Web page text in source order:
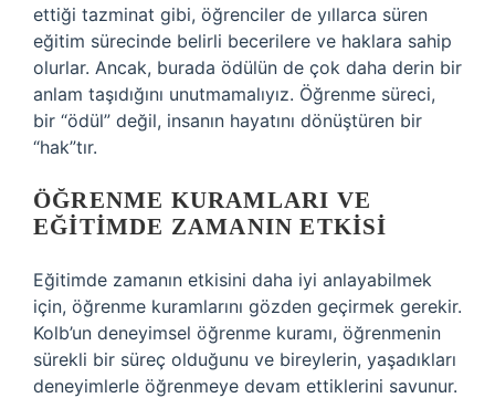
ettiği tazminat gibi, öğrenciler de yıllarca süren
eğitim sürecinde belirli becerilere ve haklara sahip
olurlar. Ancak, burada ödülün de çok daha derin bir
anlam taşıdığını unutmamalıyız. Öğrenme süreci,
bir “ödül” değil, insanın hayatını dönüştüren bir
“hak”tır.
ÖĞRENME KURAMLARI VE
EĞITIMDE ZAMANIN ETKISI
Eğitimde zamanın etkisini daha iyi anlayabilmek
için, öğrenme kuramlarını gözden geçirmek gerekir.
Kolb’un deneyimsel öğrenme kuramı, öğrenmenin
sürekli bir süreç olduğunu ve bireylerin, yaşadıkları
deneyimlerle öğrenmeye devam ettiklerini savunur.